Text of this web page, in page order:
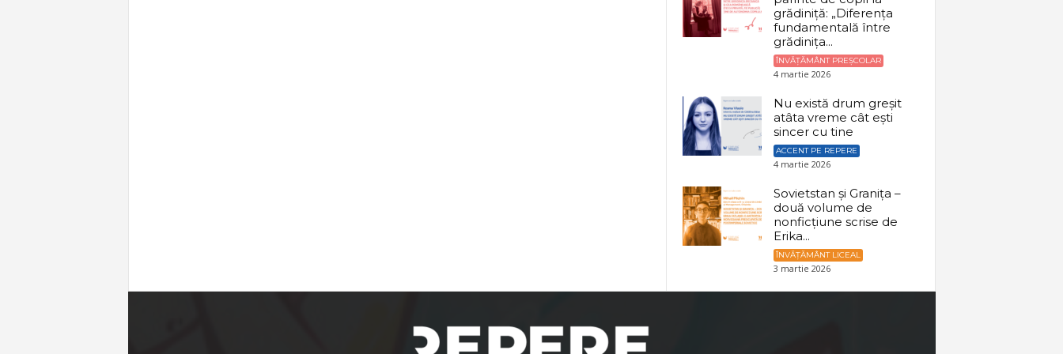
grădiniță: „Diferența
fundamentală între
grădinița...
ÎNVĂȚĂMÂNT PREȘCOLAR
4 martie 2026
Nu există drum greșit
atâta vreme cât ești
sincer cu tine
ACCENT PE REPERE
4 martie 2026
Sovietstan și Granița –
două volume de
nonficțiune scrise de
Erika...
ÎNVĂȚĂMÂNT LICEAL
3 martie 2026